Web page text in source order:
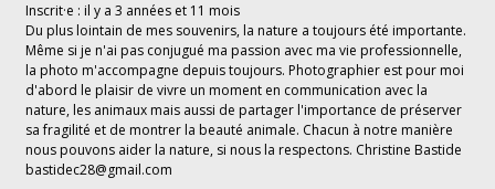
Inscrit·e : il y a 3 années et 11 mois
Du plus lointain de mes souvenirs, la nature a toujours été importante.
Même si je n'ai pas conjugué ma passion avec ma vie professionnelle,
la photo m'accompagne depuis toujours. Photographier est pour moi
d'abord le plaisir de vivre un moment en communication avec la
nature, les animaux mais aussi de partager l'importance de préserver
sa fragilité et de montrer la beauté animale. Chacun à notre manière
nous pouvons aider la nature, si nous la respectons. Christine Bastide
bastidec28@gmail.com